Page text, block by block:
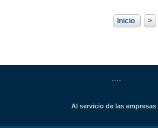
Inicio >
Al servicio de las empresas